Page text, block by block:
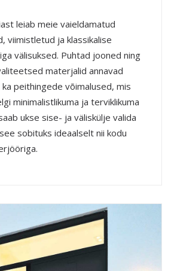
leiab meie vaieldamatud
viimistletud ja klassikalise
välisuksed. Puhtad jooned ning
materjalid annavad
peithingede võimalused, mis
minimalistlikuma ja terviklikuma
ukse sise- ja väliskülje valida
sobituks ideaalselt nii kodu